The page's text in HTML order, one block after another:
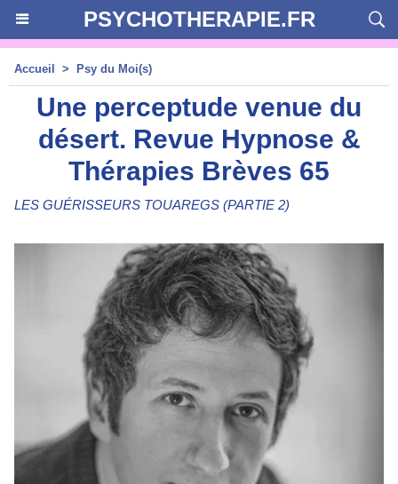
PSYCHOTHERAPIE.FR
Accueil > Psy du Moi(s)
Une perceptude venue du
désert. Revue Hypnose &
Thérapies Brèves 65
LES GUÉRISSEURS TOUAREGS (PARTIE 2)